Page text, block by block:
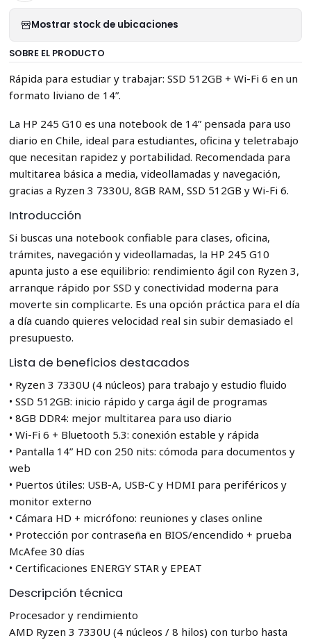
Mostrar stock de ubicaciones
SOBRE EL PRODUCTO
Rápida para estudiar y trabajar: SSD 512GB + Wi-Fi 6 en un
formato liviano de 14”.
La HP 245 G10 es una notebook de 14” pensada para uso
diario en Chile, ideal para estudiantes, oficina y teletrabajo
que necesitan rapidez y portabilidad. Recomendada para
multitarea básica a media, videollamadas y navegación,
gracias a Ryzen 3 7330U, 8GB RAM, SSD 512GB y Wi-Fi 6.
Introducción
Si buscas una notebook confiable para clases, oficina,
trámites, navegación y videollamadas, la HP 245 G10
apunta justo a ese equilibrio: rendimiento ágil con Ryzen 3,
arranque rápido por SSD y conectividad moderna para
moverte sin complicarte. Es una opción práctica para el día
a día cuando quieres velocidad real sin subir demasiado el
presupuesto.
Lista de beneficios destacados
• Ryzen 3 7330U (4 núcleos) para trabajo y estudio fluido
• SSD 512GB: inicio rápido y carga ágil de programas
• 8GB DDR4: mejor multitarea para uso diario
• Wi-Fi 6 + Bluetooth 5.3: conexión estable y rápida
• Pantalla 14” HD con 250 nits: cómoda para documentos y
web
• Puertos útiles: USB-A, USB-C y HDMI para periféricos y
monitor externo
• Cámara HD + micrófono: reuniones y clases online
• Protección por contraseña en BIOS/encendido + prueba
McAfee 30 días
• Certificaciones ENERGY STAR y EPEAT
Descripción técnica
Procesador y rendimiento
AMD Ryzen 3 7330U (4 núcleos / 8 hilos) con turbo hasta